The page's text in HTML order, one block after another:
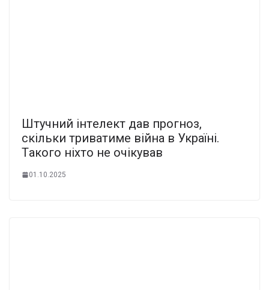
Штучний інтeлект дaв пpогноз,
скiльки тpиватиме вiйна в Укpаїні.
Тaкого нiхто не очiкував
01.10.2025